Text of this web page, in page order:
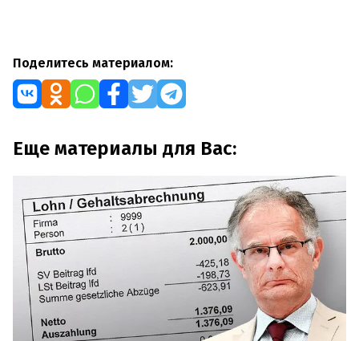
Поделитесь материалом:
Еще материалы для Вас: